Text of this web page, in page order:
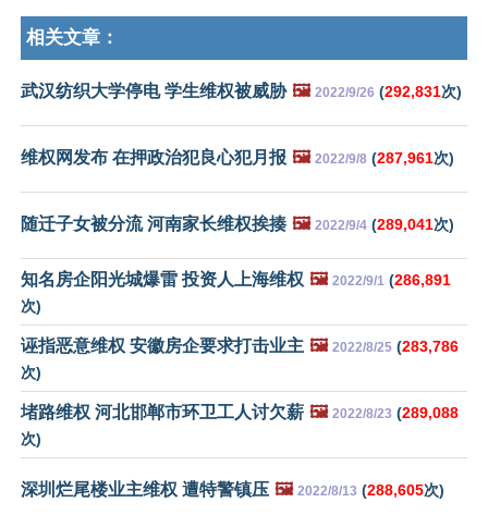
相关文章：
武汉纺织大学停电 学生维权被威胁 🖼️ 2022/9/26 (292,831次)
维权网发布 在押政治犯良心犯月报 🖼️ 2022/9/8 (287,961次)
随迁子女被分流 河南家长维权挨揍 🖼️ 2022/9/4 (289,041次)
知名房企阳光城爆雷 投资人上海维权 🖼️ 2022/9/1 (286,891
次)
诬指恶意维权 安徽房企要求打击业主 🖼️ 2022/8/25 (283,786
次)
堵路维权 河北邯郸市环卫工人讨欠薪 🖼️ 2022/8/23 (289,088
次)
深圳烂尾楼业主维权 遭特警镇压 🖼️ 2022/8/13 (288,605次)